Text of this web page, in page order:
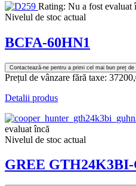
Rating: Nu a fost evaluat
Nivelul de stoc actual
BCFA-60HN1
Contactează-ne pentru a primi cel mai bun preț de
Prețul de vânzare fără taxe:
Detalii produs
evaluat încă
Nivelul de stoc actual
GREE